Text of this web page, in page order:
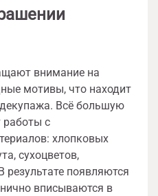
внимание на
мотивы, что находит
Всё большую
работы с
хлопковых
сухоцветов,
результате появляются
вписываются в